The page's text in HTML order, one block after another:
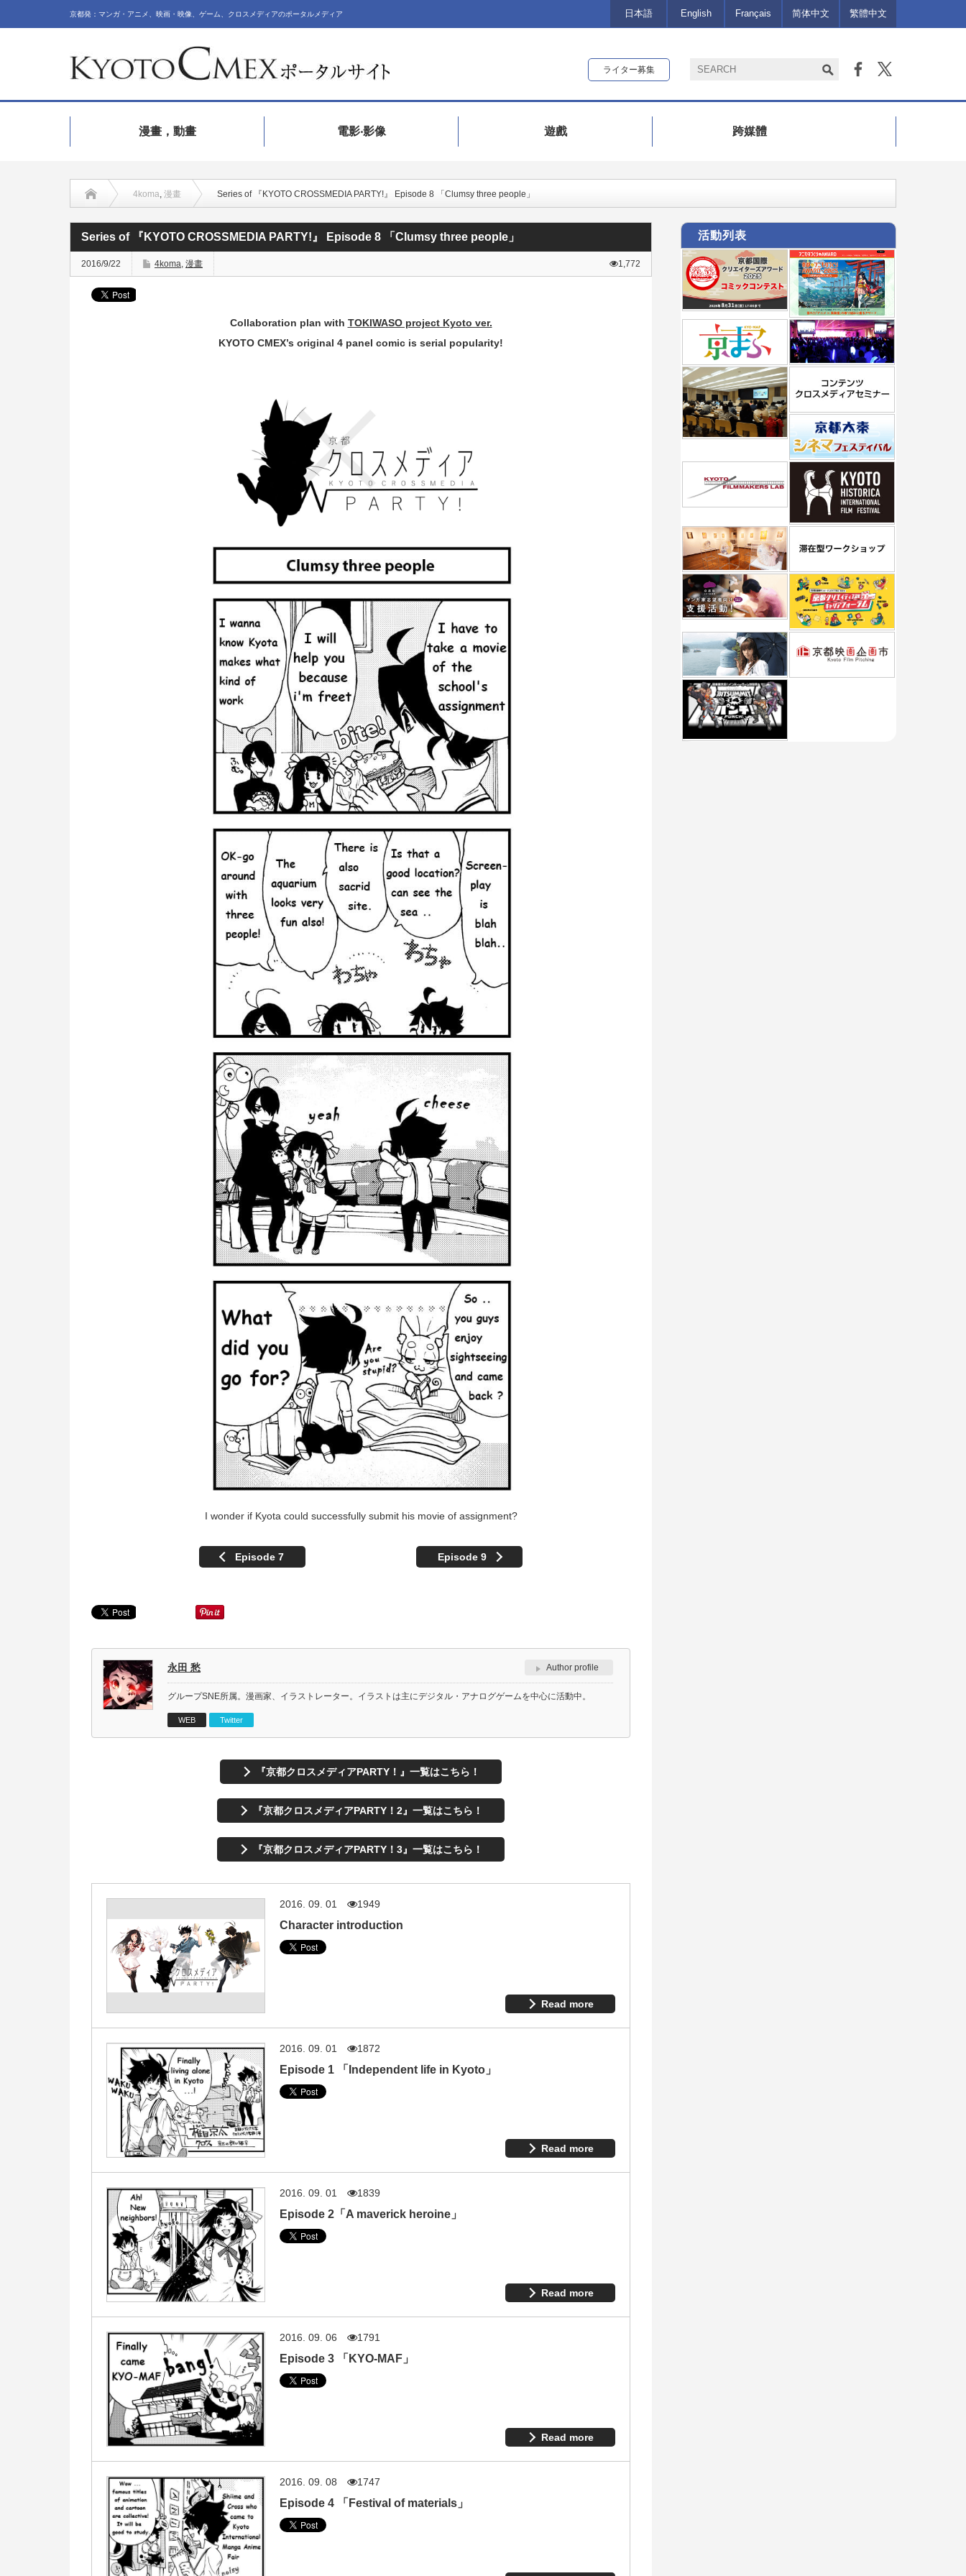
京都発：マンガ・アニメ、映画・映像、ゲーム、クロスメディアのポータルメディア 日本語 English Français 简体中文 繁體中文
ライター募集
漫畫，動畫 電影‧影像 遊戲 跨媒體
4koma, 漫畫 Series of 『KYOTO CROSSMEDIA PARTY!』 Episode 8 「Clumsy three people」
Series of 『KYOTO CROSSMEDIA PARTY!』 Episode 8 「Clumsy three people」
2016/9/22 4koma, 漫畫 1,772
Collaboration plan with TOKIWASO project Kyoto ver.
KYOTO CMEX’s original 4 panel comic is serial popularity!
I wonder if Kyota could successfully submit his movie of assignment?
Episode 7 Episode 9
永田 愁 Author profile
グループSNE所属。漫画家、イラストレーター。イラストは主にデジタル・アナログゲームを中心に活動中。
WEB Twitter
『京都クロスメディアPARTY！』一覧はこちら！
『京都クロスメディアPARTY！2』一覧はこちら！
『京都クロスメディアPARTY！3』一覧はこちら！
2016. 09. 01 1949
Character introduction
Read more
2016. 09. 01 1872
Episode 1 「Independent life in Kyoto」
Read more
2016. 09. 01 1839
Episode 2「A maverick heroine」
Read more
2016. 09. 06 1791
Episode 3 「KYO-MAF」
Read more
2016. 09. 08 1747
Episode 4 「Festival of materials」
活動列表